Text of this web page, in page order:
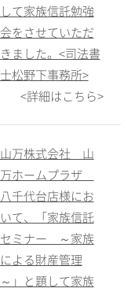
して家族信託勉強
会をさせていただ
きました。<司法書
士松野下事務所>
<詳細はこちら>
山万株式会社 山
万ホームプラザ
八千代台店様にお
いて、「家族信託
セミナー ～家族
による財産管理
～」と題して家族